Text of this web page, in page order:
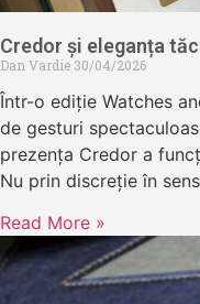
Credor și eleganța
Dan Vardie 30/04/2026
Într-o ediție Watches
de gesturi
prezența Credor a
Nu prin discreție în
Read More »